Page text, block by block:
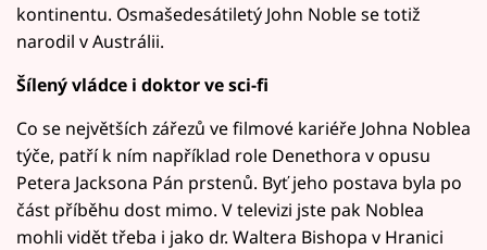
kontinentu. Osmašedesátiletý John Noble se totiž
narodil v Austrálii.
Šílený vládce i doktor ve sci-fi
Co se největších zářezů ve filmové kariéře Johna Noblea
týče, patří k ním například role Denethora v opusu
Petera Jacksona Pán prstenů. Byť jeho postava byla po
část příběhu dost mimo. V televizi jste pak Noblea
mohli vidět třeba i jako dr. Waltera Bishopa v Hranici